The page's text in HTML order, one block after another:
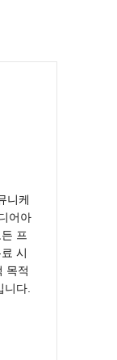
니케
어아
프
시
목적
다.